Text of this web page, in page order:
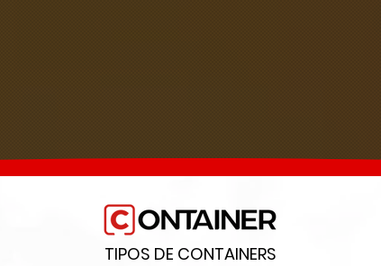
TIPOS DE CONTAINERS